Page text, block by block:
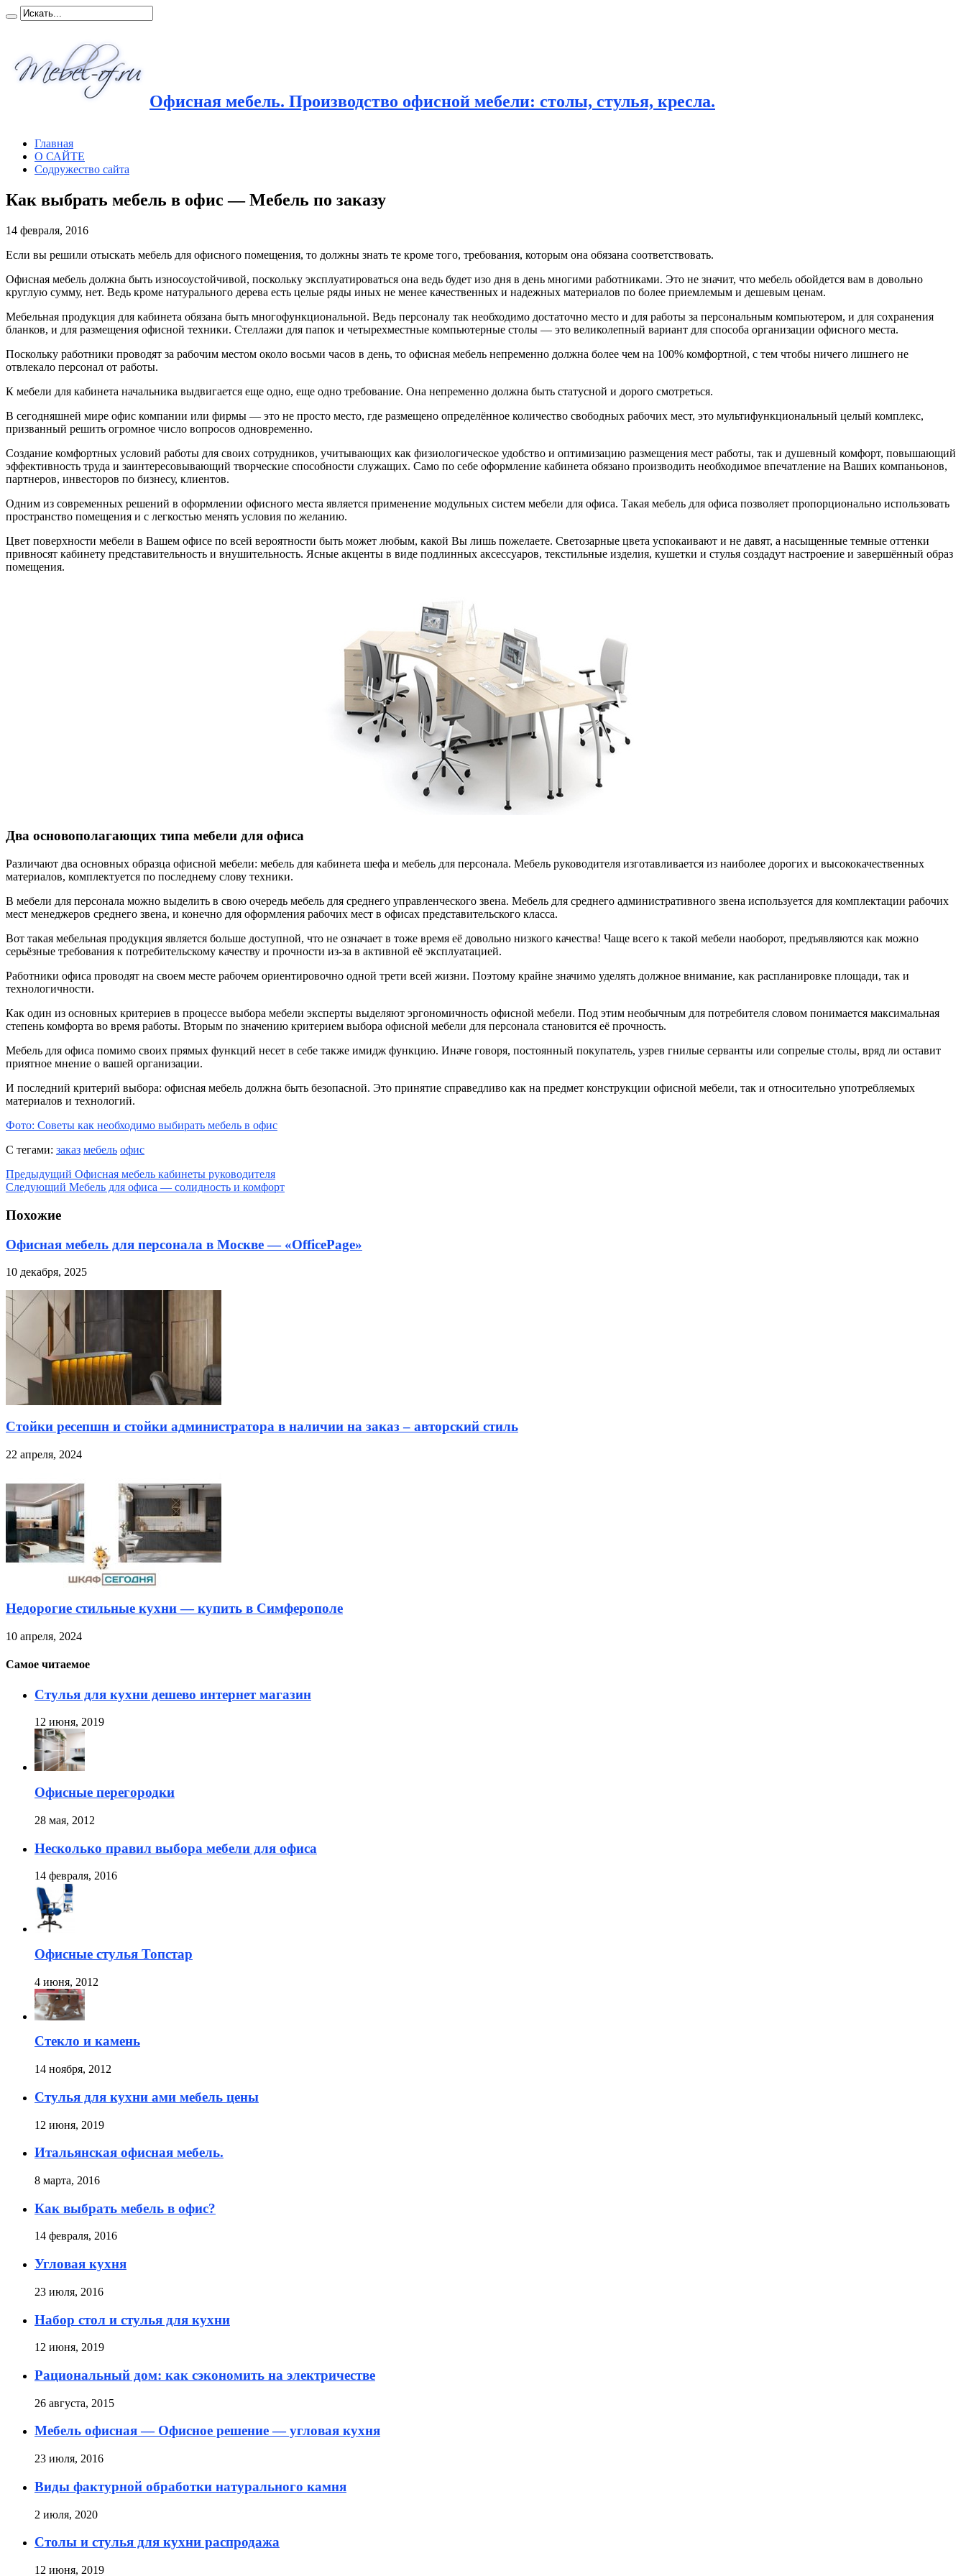
Офисная мебель. Производство офисной мебели: столы, стулья, кресла.
Главная
О САЙТЕ
Содружество сайта
Как выбрать мебель в офис — Мебель по заказу
14 февраля, 2016
Если вы решили отыскать мебель для офисного помещения, то должны знать те кроме того, требования, которым она обязана соответствовать.
Офисная мебель должна быть износоустойчивой, поскольку эксплуатироваться она ведь будет изо дня в день многими работниками. Это не значит, что мебель обойдется вам в довольно
круглую сумму, нет. Ведь кроме натурального дерева есть целые ряды иных не менее качественных и надежных материалов по более приемлемым и дешевым ценам.
Мебельная продукция для кабинета обязана быть многофункциональной. Ведь персоналу так необходимо достаточно место и для работы за персональным компьютером, и для сохранения
бланков, и для размещения офисной техники. Стеллажи для папок и четырехместные компьютерные столы — это великолепный вариант для способа организации офисного места.
Поскольку работники проводят за рабочим местом около восьми часов в день, то офисная мебель непременно должна более чем на 100% комфортной, с тем чтобы ничего лишнего не
отвлекало персонал от работы.
К мебели для кабинета начальника выдвигается еще одно, еще одно требование. Она непременно должна быть статусной и дорого смотреться.
В сегодняшней мире офис компании или фирмы — это не просто место, где размещено определённое количество свободных рабочих мест, это мультифункциональный целый комплекс,
призванный решить огромное число вопросов одновременно.
Создание комфортных условий работы для своих сотрудников, учитывающих как физиологическое удобство и оптимизацию размещения мест работы, так и душевный комфорт, повышающий
эффективность труда и заинтересовывающий творческие способности служащих. Само по себе оформление кабинета обязано производить необходимое впечатление на Ваших компаньонов,
партнеров, инвесторов по бизнесу, клиентов.
Одним из современных решений в оформлении офисного места является применение модульных систем мебели для офиса. Такая мебель для офиса позволяет пропорционально использовать
пространство помещения и с легкостью менять условия по желанию.
Цвет поверхности мебели в Вашем офисе по всей вероятности быть может любым, какой Вы лишь пожелаете. Светозарные цвета успокаивают и не давят, а насыщенные темные оттенки
привносят кабинету представительность и внушительность. Ясные акценты в виде подлинных аксессуаров, текстильные изделия, кушетки и стулья создадут настроение и завершённый образ
помещения.
Два основополагающих типа мебели для офиса
Различают два основных образца офисной мебели: мебель для кабинета шефа и мебель для персонала. Мебель руководителя изготавливается из наиболее дорогих и высококачественных
материалов, комплектуется по последнему слову техники.
В мебели для персонала можно выделить в свою очередь мебель для среднего управленческого звена. Мебель для среднего административного звена используется для комплектации рабочих
мест менеджеров среднего звена, и конечно для оформления рабочих мест в офисах представительского класса.
Вот такая мебельная продукция является больше доступной, что не означает в тоже время её довольно низкого качества! Чаще всего к такой мебели наоборот, предъявляются как можно
серьёзные требования к потребительскому качеству и прочности из-за в активной её эксплуатацией.
Работники офиса проводят на своем месте рабочем ориентировочно одной трети всей жизни. Поэтому крайне значимо уделять должное внимание, как распланировке площади, так и
технологичности.
Как один из основных критериев в процессе выбора мебели эксперты выделяют эргономичность офисной мебели. Под этим необычным для потребителя словом понимается максимальная
степень комфорта во время работы. Вторым по значению критерием выбора офисной мебели для персонала становится её прочность.
Мебель для офиса помимо своих прямых функций несет в себе также имидж функцию. Иначе говоря, постоянный покупатель, узрев гнилые серванты или сопрелые столы, вряд ли оставит
приятное мнение о вашей организации.
И последний критерий выбора: офисная мебель должна быть безопасной. Это принятие справедливо как на предмет конструкции офисной мебели, так и относительно употребляемых
материалов и технологий.
Фото: Советы как необходимо выбирать мебель в офис
С тегами: заказ мебель офис
Предыдущий Офисная мебель кабинеты руководителя
Следующий Мебель для офиса — солидность и комфорт
Похожие
Офисная мебель для персонала в Москве — «OfficePage»
10 декабря, 2025
Стойки ресепшн и стойки администратора в наличии на заказ – авторский стиль
22 апреля, 2024
Недорогие стильные кухни — купить в Симферополе
10 апреля, 2024
Самое читаемое
Стулья для кухни дешево интернет магазин
12 июня, 2019
Офисные перегородки
28 мая, 2012
Несколько правил выбора мебели для офиса
14 февраля, 2016
Офисные стулья Топстар
4 июня, 2012
Стекло и камень
14 ноября, 2012
Стулья для кухни ами мебель цены
12 июня, 2019
Итальянская офисная мебель.
8 марта, 2016
Как выбрать мебель в офис?
14 февраля, 2016
Угловая кухня
23 июля, 2016
Набор стол и стулья для кухни
12 июня, 2019
Рациональный дом: как сэкономить на электричестве
26 августа, 2015
Мебель офисная — Офисное решение — угловая кухня
23 июля, 2016
Виды фактурной обработки натурального камня
2 июля, 2020
Столы и стулья для кухни распродажа
12 июня, 2019